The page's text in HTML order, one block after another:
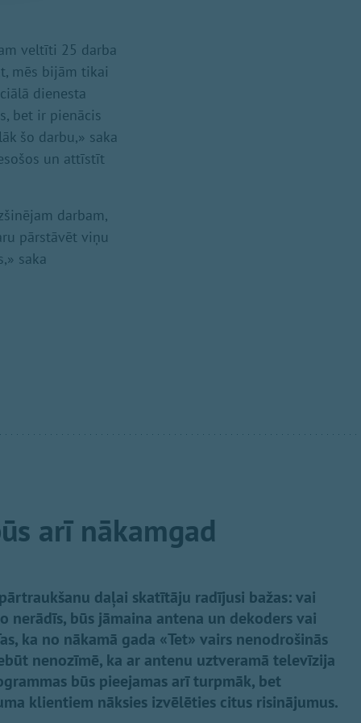
veltīti 25 darba
mēs bijām tikai
dienesta
bet ir pienācis
šo darbu,» saka
un attīstīt
darbam,
pārstāvēt viņu
saka
arī nākamgad
daļai skatītāju radījusi bažas: vai
nerādīs, būs jāmaina antena un dekoders vai
ka no nākamā gada «Tet» vairs nenodrošinās
nenozīmē, ka ar antenu uztveramā televīzija
būs pieejamas arī turpmāk, bet
klientiem nāksies izvēlēties citus risinājumus.